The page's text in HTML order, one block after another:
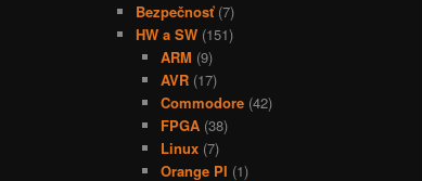
Bezpečnosť(7)
HW a SW (151)
ARM (9)
AVR(17)
Commodore(42)
FPGA(38)
Linux(7)
Orange PI (1)